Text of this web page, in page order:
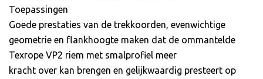
Toepassingen
Goede prestaties van de trekkoorden, evenwichtige
geometrie en flankhoogte maken dat de ommantelde
Texrope VP2 riem met smalprofiel meer
kracht over kan brengen en gelijkwaardig presteert op